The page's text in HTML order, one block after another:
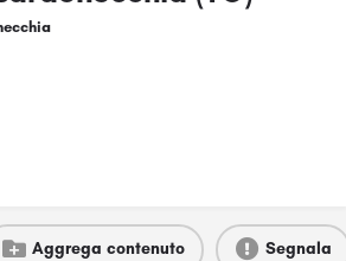
Aggrega contenuto Segnala